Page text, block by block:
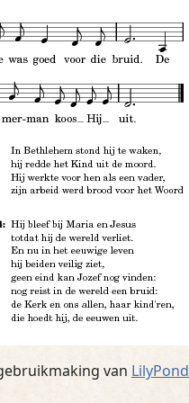
van LilyPond